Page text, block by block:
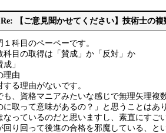
Re: 【ご意見聞かせてください】技術士の
１科目のペーペーです。
科目の取得は「賛成」か「反対」か
」
理由
る理由がないです。
も、資格マニアみたいな感じで無理矢理複
に取って意味があるの？」と思うことは
なっているのだと思いますし、素直にすご
回り回って後進の合格を邪魔している、